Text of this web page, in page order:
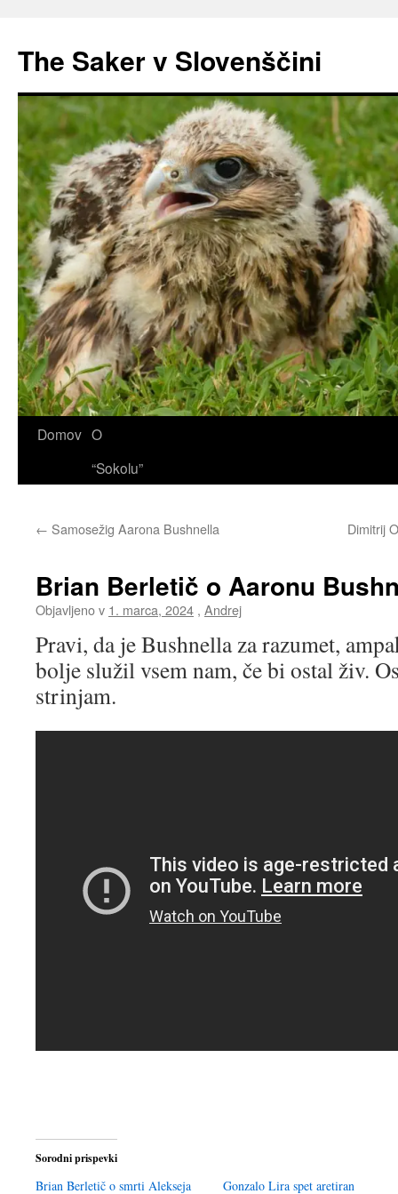
vsebino
The Saker v Slovenščini
Domov O
“Sokolu”
← Samosežig Aarona Bushnella Dimitrij
Brian Berletič o Aaronu
Objavljeno v 1. marca, 2024 , Andrej
Pravi, da je Bushnella za razumet,
bolje služil vsem nam, če bi ostal živ.
strinjam.
Sorodni prispevki
Brian Berletič o smrti Alekseja
Gonzalo Lira spet aretiran